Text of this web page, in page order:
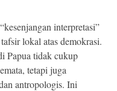
interpretasi”
lokal atas demokrasi.
Papua tidak cukup
tetapi juga
antropologis. Ini